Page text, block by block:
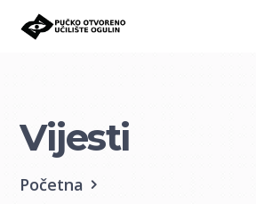
Vijesti
Početna